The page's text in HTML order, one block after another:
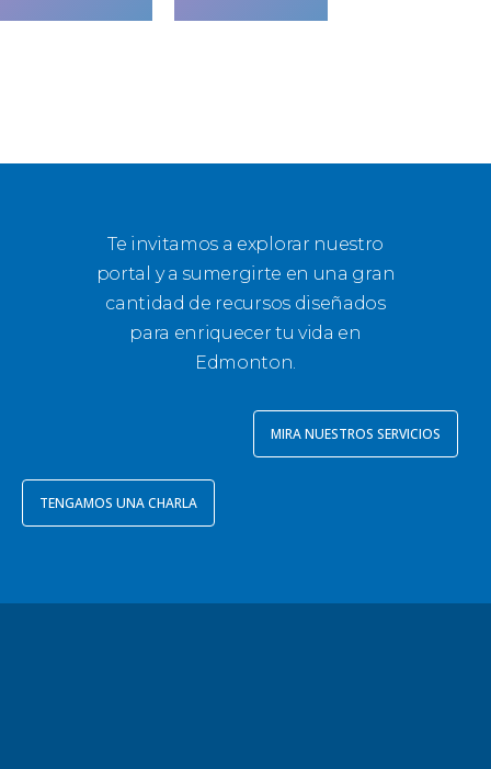
Te invitamos a explorar nuestro
portal y a sumergirte en una gran
cantidad de recursos diseñados
para enriquecer tu vida en
Edmonton.
MIRA NUESTROS SERVICIOS
TENGAMOS UNA CHARLA